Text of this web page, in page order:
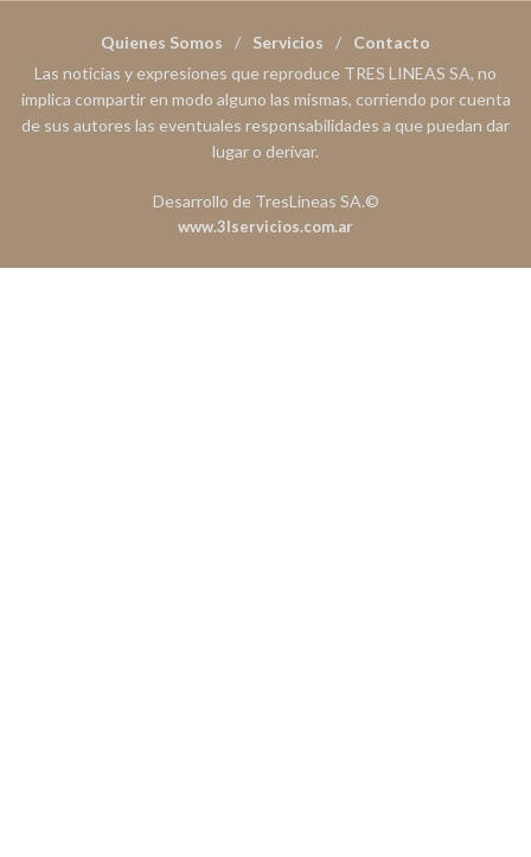
Quienes Somos Servicios
Contacto
Las noticias y expresiones que reproduce TRES LINEAS SA, no
implica compartir en modo alguno las mismas, corriendo por cuenta
de sus autores las eventuales responsabilidades a que puedan dar
lugar o derivar.
Desarrollo de TresLineas SA.©
www.3lservicios.com.ar